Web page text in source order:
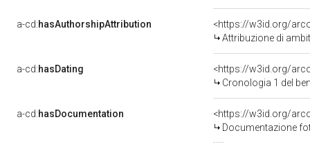
a-cd:hasAuthorshipAttribution
<https://w3id.org/
Attribuzione di
a-cd:hasDating
<https://w3id.org/
Cronologia 1 del
a-cd:hasDocumentation
Documentazione